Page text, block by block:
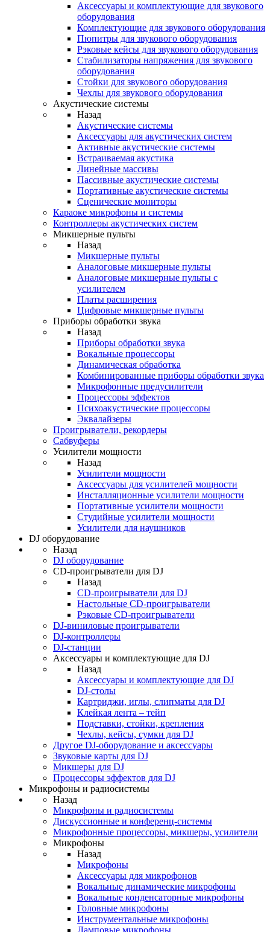
Аксессуары и комплектующие для звукового
оборудования
Комплектующие для звукового оборудования
Пюпитры для звукового оборудования
Рэковые кейсы для звукового оборудования
Стабилизаторы напряжения для звукового
оборудования
Стойки для звукового оборудования
Чехлы для звукового оборудования
Акустические системы
Назад
Акустические системы
Аксессуары для акустических систем
Активные акустические системы
Встраиваемая акустика
Линейные массивы
Пассивные акустические системы
Портативные акустические системы
Сценические мониторы
Караоке микрофоны и системы
Контроллеры акустических систем
Микшерные пульты
Назад
Микшерные пульты
Аналоговые микшерные пульты
Аналоговые микшерные пульты с
усилителем
Платы расширения
Цифровые микшерные пульты
Приборы обработки звука
Назад
Приборы обработки звука
Вокальные процессоры
Динамическая обработка
Комбинированные приборы обработки звука
Микрофонные предусилители
Процессоры эффектов
Психоакустические процессоры
Эквалайзеры
Проигрыватели, рекордеры
Сабвуферы
Усилители мощности
Назад
Усилители мощности
Аксессуары для усилителей мощности
Инсталляционные усилители мощности
Портативные усилители мощности
Студийные усилители мощности
Усилители для наушников
DJ оборудование
Назад
DJ оборудование
CD-проигрыватели для DJ
Назад
CD-проигрыватели для DJ
Настольные CD-проигрыватели
Рэковые CD-проигрыватели
DJ-виниловые проигрыватели
DJ-контроллеры
DJ-станции
Аксессуары и комплектующие для DJ
Назад
Аксессуары и комплектующие для DJ
DJ-столы
Картриджи, иглы, слипматы для DJ
Клейкая лента – тейп
Подставки, стойки, крепления
Чехлы, кейсы, сумки для DJ
Другое DJ-оборудование и аксессуары
Звуковые карты для DJ
Микшеры для DJ
Процессоры эффектов для DJ
Микрофоны и радиосистемы
Назад
Микрофоны и радиосистемы
Дискуссионные и конференц-системы
Микрофонные процессоры, микшеры, усилители
Микрофоны
Назад
Микрофоны
Аксессуары для микрофонов
Вокальные динамические микрофоны
Вокальные конденсаторные микрофоны
Головные микрофоны
Инструментальные микрофоны
Ламповые микрофоны